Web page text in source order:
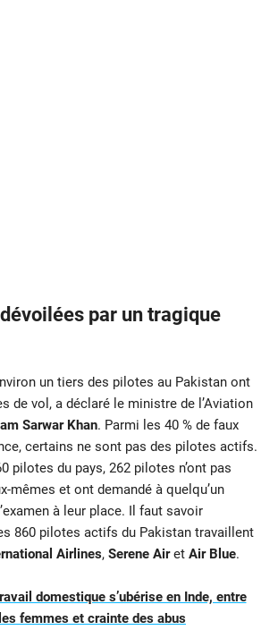
par un tragique
un tiers des pilotes au Pakistan ont
de vol, a déclaré le ministre de l’Aviation
Sarwar Khan. Parmi les 40 % de faux
certains ne sont pas des pilotes actifs.
pilotes du pays, 262 pilotes n’ont pas
mêmes et ont demandé à quelqu’un
à leur place. Il faut savoir
860 pilotes actifs du Pakistan travaillent
Airlines, Serene Airet Air Blue.
domestique s’ubérise en Inde, entre
femmes et crainte des abus